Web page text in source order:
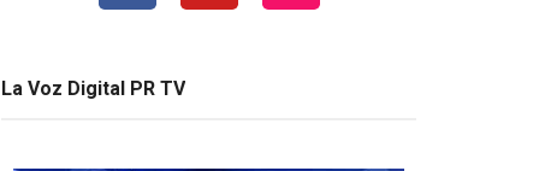
La Voz Digital PR TV